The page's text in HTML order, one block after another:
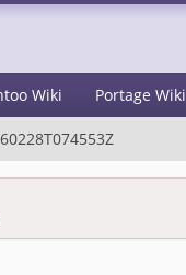
Wiki Portage Wiki